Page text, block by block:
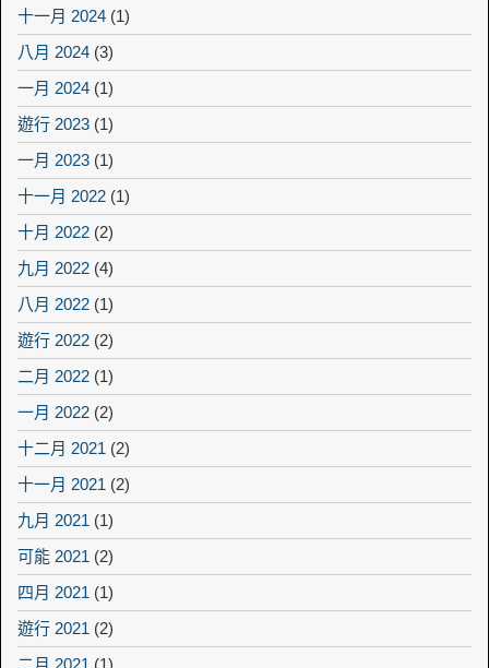
十一月 2024 (1)
八月 2024 (3)
一月 2024 (1)
遊行 2023 (1)
一月 2023 (1)
十一月 2022 (1)
十月 2022 (2)
九月 2022 (4)
八月 2022 (1)
遊行 2022 (2)
二月 2022 (1)
一月 2022 (2)
十二月 2021 (2)
十一月 2021 (2)
九月 2021 (1)
可能 2021 (2)
四月 2021 (1)
遊行 2021 (2)
二月 2021 (1)